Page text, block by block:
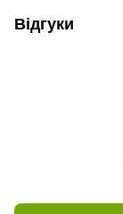
Відгуки